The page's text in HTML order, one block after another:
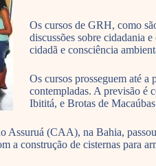
Os cursos de GRH, como
discussões sobre cidadania
cidadã e consciência
Os cursos prosseguem até
contempladas. A previsão é
Ibititá, e Brotas de
Assuruá (CAA), na Bahia,
a construção de cisternas para